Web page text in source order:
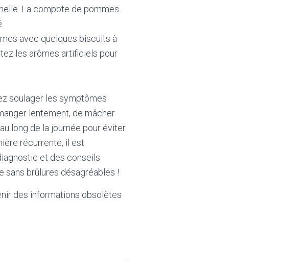
La compote de pommes
avec quelques biscuits à
les arômes artificiels pour
soulager les symptômes
lentement, de mâcher
long de la journée pour éviter
récurrente, il est
et des conseils
sans brûlures désagréables !
des informations obsolètes